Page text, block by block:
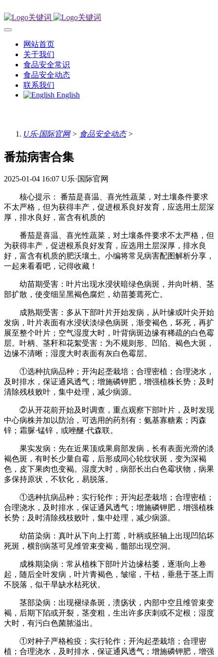
网站首页
关于我们
食品安全常识
食品安全动态
联系我们
English
U乐·国际官网> 食品安全动态>
番茄病害合集
2025-01-04 16:07 U乐·国际官网
核心提示： 番茄是喜温、喜光性蔬菜，对土壤条件要求
不太严格，但为获得丰产，促进根系良好发育，应选用土层深
厚，排水良好，富含有机质的
番茄是喜温、喜光性蔬菜，对土壤条件要求不太严格，但
为获得丰产，促进根系良好发育，应选用土层深厚，排水良
好，富含有机质的肥沃壤土。小编将常见病害配图解析分享，
一起来看看吧，记得收藏！
幼苗期受害：叶片出现水浸状暗绿色病斑，并向叶柄、茎
部扩散，使变细呈黑褐色腐烂，幼苗萎蔫死亡。
成熟期受害：多从下部叶片开始发病，从叶缘或叶尖开始
发病，叶片表面有水浸状淡绿色病斑，渐变褐色，坏死，再扩
展至整个叶片；空气湿度大时，叶背病斑边缘有稀疏的白色霉
层。叶柄、茎秆和花絮受害：为不规则形、凹陷、褐色大斑，
边缘不清晰；湿度大时表面有灰白色霉层。
①选种抗病品种；开沟起垄栽培；合理密植；合理浇水，
及时排水，保证通风透气；增施磷钾肥，增强植株长势；及时
清除残枝败叶，集中处理，减少病源。
②从开花前开始及时调查，重点观察下部叶片，及时发现
中心病株并加以防治，可选用的药剂有：氨基寡糖素；丙森
锌；霜脲·锰锌，或唑醚·代森联。
果实发病：先在近果顶或果肩部发病，长有表面光滑的淡
褐色斑，有时长少量自霉，后形成同心轮纹状斑，变为深褐
色，皮下果肉也变褐。湿度大时，病部长出白色霉状物，病果
多保持原状，不软化，易脱落。
①选种抗病品种；实行轮作；开沟起垄栽培；合理密植；
合理浇水，及时排水，保证通风透气；增施磷钾肥，增强植株
长势；及时清除残枝败叶，集中处理，减少病源。
幼苗染病：真叶从下向上打蔫，叶柄或胚轴上出现凹陷坏
死斑，横剖病茎可见维管束变褐，髓部出现空洞。
成株期染病：常从植株下部叶片边缘枯萎，逐渐向上卷
起，随后全叶发病，叶片青褐色，皱缩，干枯，垂悬于茎上而
不脱落，似干旱缺水枯死状。
茎部染病：出现褪绿条斑，溃疡状，内部中空且维管束变
褐，后期下陷或开裂，茎变粗，生出许多庆刺或不定根；湿度
大时，有污白色菌脓溢出。
①对种子严格检疫；实行轮作；开沟起垄栽培；合理密
植；合理浇水，及时排水，保证通风透气；增施磷钾肥，增强